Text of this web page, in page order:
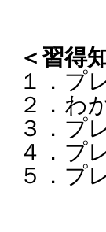
＜習得
１．プ
２．わ
３．プ
４．プ
５．プ